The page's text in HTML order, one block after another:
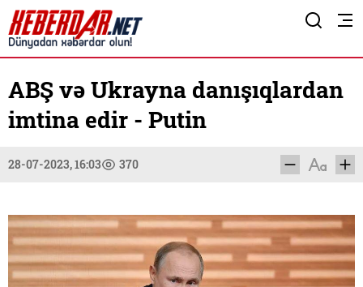
ABŞ və Ukrayna danışıqlardan
imtina edir - Putin
28-07-2023, 16:03 370